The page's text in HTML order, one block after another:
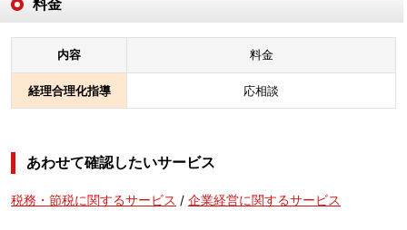
料金
内容 料金
経理合理化指導 応相談
あわせて確認したいサービス
税務・節税に関するサービス / 企業経営に関するサービス